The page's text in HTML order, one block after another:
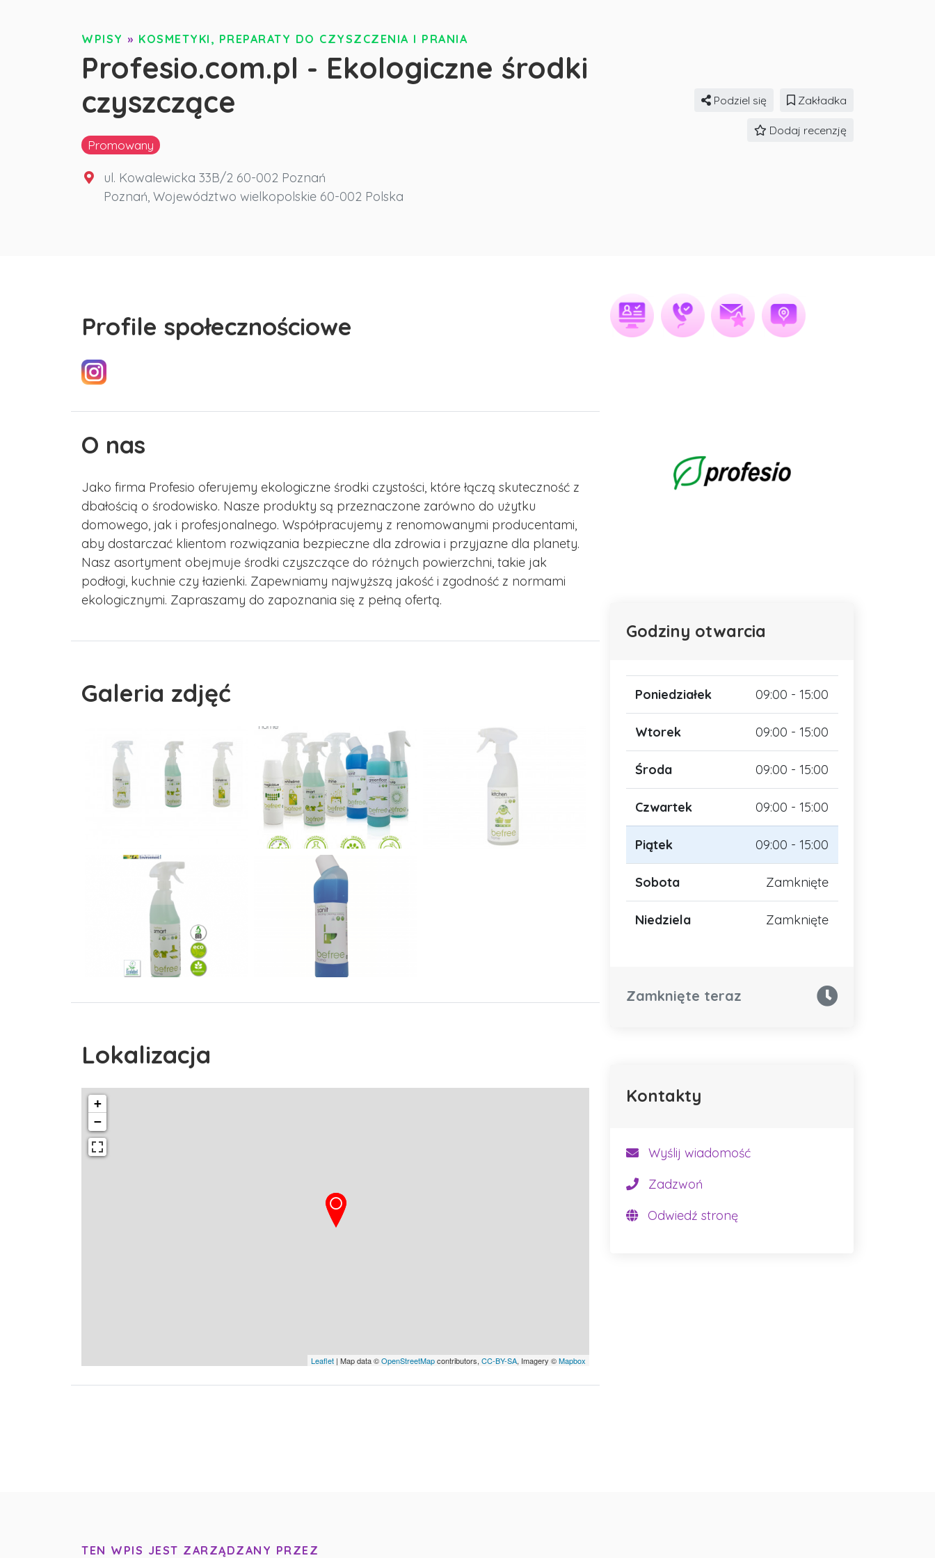
WPISY » KOSMETYKI, PREPARATY DO CZYSZCZENIA I PRANIA
Profesio.com.pl - Ekologiczne środki
czyszczące
Promowany
ul. Kowalewicka 33B/2 60-002 Poznań
Poznań, Województwo wielkopolskie 60-002 Polska
Podziel się Zakładka
Dodaj recenzję
Profile społecznościowe
O nas
Jako firma Profesio oferujemy ekologiczne środki czystości, które łączą skuteczność z
dbałością o środowisko. Nasze produkty są przeznaczone zarówno do użytku
domowego, jak i profesjonalnego. Współpracujemy z renomowanymi producentami,
aby dostarczać klientom rozwiązania bezpieczne dla zdrowia i przyjazne dla planety.
Nasz asortyment obejmuje środki czyszczące do różnych powierzchni, takie jak
podłogi, kuchnie czy łazienki. Zapewniamy najwyższą jakość i zgodność z normami
ekologicznymi. Zapraszamy do zapoznania się z pełną ofertą.
Galeria zdjęć
Lokalizacja
+
−
Leaflet | Map data ©OpenStreetMapcontributors, CC-BY-SA, Imagery ©Mapbox
Godziny otwarcia
Poniedziałek 09:00 - 15:00
Wtorek 09:00 - 15:00
Środa 09:00 - 15:00
Czwartek 09:00 - 15:00
Piątek 09:00 - 15:00
Sobota Zamknięte
Niedziela Zamknięte
Zamknięte teraz
Kontakty
Wyślij wiadomość
Zadzwoń
Odwiedź stronę
TEN WPIS JEST ZARZĄDZANY PRZEZ